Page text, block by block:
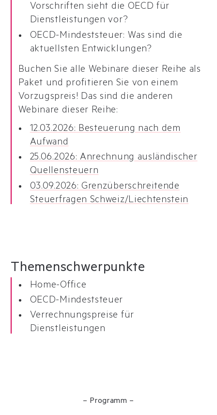
Vorschriften sieht die OECD für
Dienstleistungen vor?
OECD-Mindeststeuer: Was sind die
aktuellsten Entwicklungen?
Buchen Sie alle Webinare dieser Reihe als
Paket und profitieren Sie von einem
Vorzugspreis! Das sind die anderen
Webinare dieser Reihe:
12.03.2026: Besteuerung nach dem
Aufwand
25.06.2026: Anrechnung ausländischer
Quellensteuern
03.09.2026: Grenzüberschreitende
Steuerfragen Schweiz/Liechtenstein
Themenschwerpunkte
Home-Office
OECD-Mindeststeuer
Verrechnungspreise für
Dienstleistungen
– Programm –